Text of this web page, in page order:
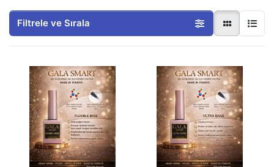
Filtrele ve Sırala